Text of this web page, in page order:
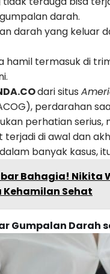
darah.
darah yang keluar
hamil termasuk di
dari situs
perdarahan
perhatian serius,
di awal dan
banyak kasus,
Bahagia! Nikita
Sehat
Gumpalan Darah